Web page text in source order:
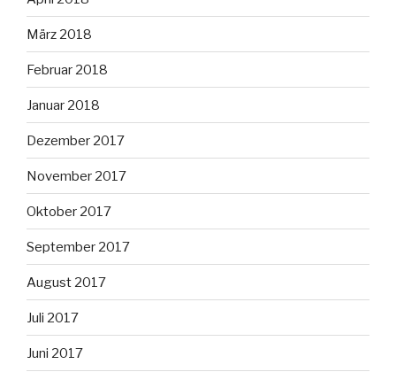
März 2018
Februar 2018
Januar 2018
Dezember 2017
November 2017
Oktober 2017
September 2017
August 2017
Juli 2017
Juni 2017